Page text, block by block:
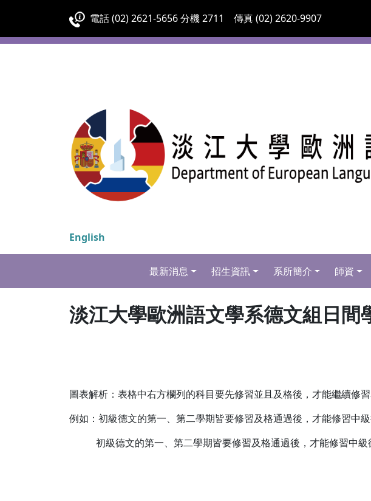
電話 (02) 2621-5656 分機 2711 傳真 (02) 2620-9907
English
最新消息 招生資訊 系所簡介 師資
淡江大學歐洲語文學系德文組日
圖表解析：表格中右方欄列的科目要先修習並且及格後，才能繼續修
例如：初級德文的第一、第二學期皆要修習及格通過後，才能修習中
初級德文的第一、第二學期皆要修習及格通過後，才能修習中級